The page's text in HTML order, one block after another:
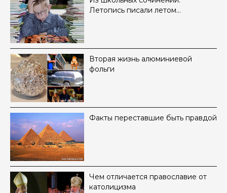
Летопись писали летом…
Вторая жизнь алюминиевой
фольги
Факты переставшие быть правдой
Чем отличается православие от
католицизма